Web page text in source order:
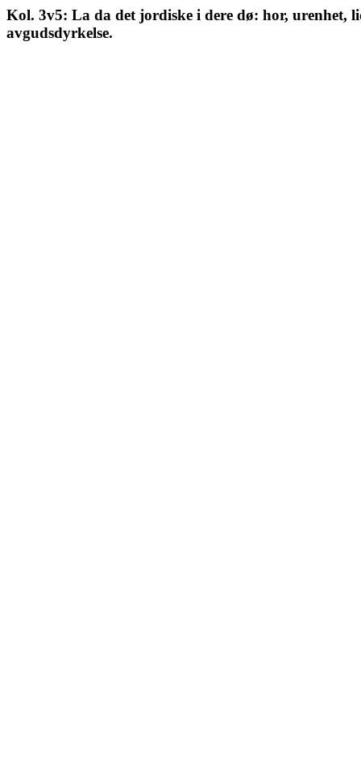
Kol. 3v5: La da det jordiske i dere dø: hor, urenhet,
avgudsdyrkelse.